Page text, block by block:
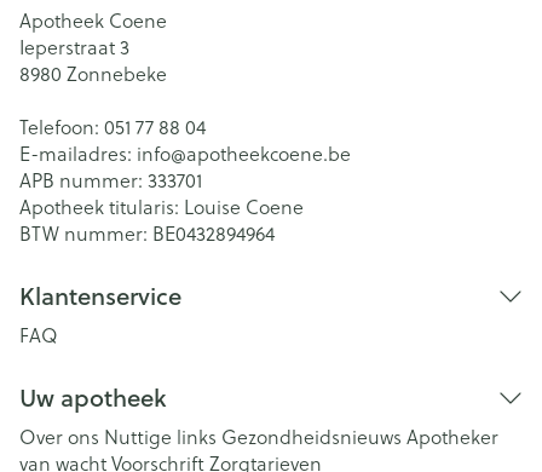
Apotheek Coene
Ieperstraat 3
8980 Zonnebeke
Telefoon: 051 77 88 04
E-mailadres: info@apotheekcoene.be
APB nummer: 333701
Apotheek titularis: Louise Coene
BTW nummer: BE0432894964
Klantenservice
FAQ
Uw apotheek
Over ons Nuttige links Gezondheidsnieuws Apotheker
van wachtVoorschriftZorgtarieven